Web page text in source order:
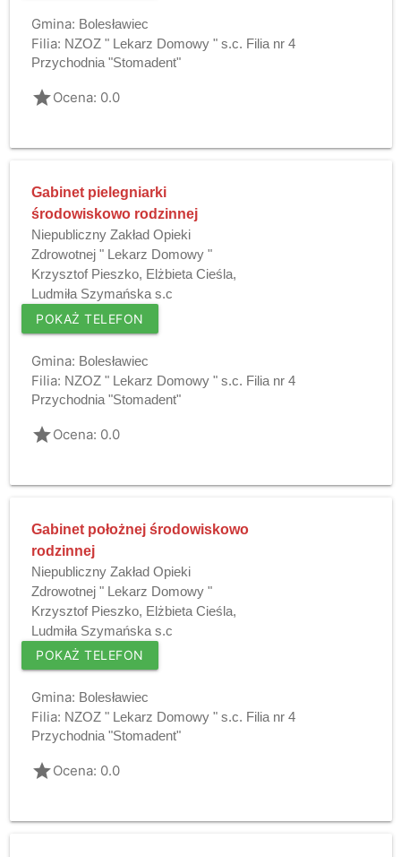
Gmina: Bolesławiec
Filia: NZOZ " Lekarz Domowy " s.c. Filia nr 4
Przychodnia "Stomadent"
gradeOcena: 0.0
Gabinet pielegniarki
środowiskowo rodzinnej
Niepubliczny Zakład Opieki
Zdrowotnej " Lekarz Domowy "
Krzysztof Pieszko, Elżbieta Cieśla,
Ludmiła Szymańska s.c
POKAŻ TELEFON
Gmina: Bolesławiec
Filia: NZOZ " Lekarz Domowy " s.c. Filia nr 4
Przychodnia "Stomadent"
gradeOcena: 0.0
Gabinet położnej środowiskowo
rodzinnej
Niepubliczny Zakład Opieki
Zdrowotnej " Lekarz Domowy "
Krzysztof Pieszko, Elżbieta Cieśla,
Ludmiła Szymańska s.c
POKAŻ TELEFON
Gmina: Bolesławiec
Filia: NZOZ " Lekarz Domowy " s.c. Filia nr 4
Przychodnia "Stomadent"
gradeOcena: 0.0